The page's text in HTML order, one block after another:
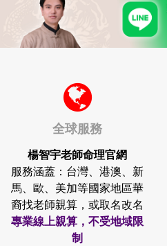
全球服務
楊智宇老師命理官網
服務涵蓋：台灣、港澳、新
馬、歐、美加等國家地區華
裔找老師親算，或取名改名
專業線上親算，不受地域限
制